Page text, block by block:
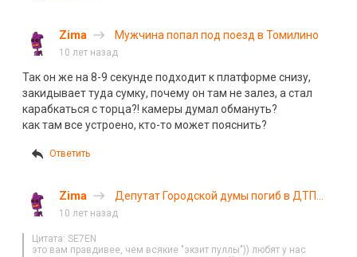
Zima Мужчина попал под поезд в Томилино
10 лет назад
Так он же на 8-9 секунде подходит к платформе снизу,
закидывает туда сумку, почему он там не залез, а стал
карабкаться с торца?! камеры думал обмануть?
как там все устроено, кто-то может пояснить?
Ответить
Zima
Депутат Городской думы погиб в ДТП
под Нижним Новгородом
10 лет назад
Цитата: SE7EN
это вам правдивее, чем всякие "экзит пуллы")) любят у нас